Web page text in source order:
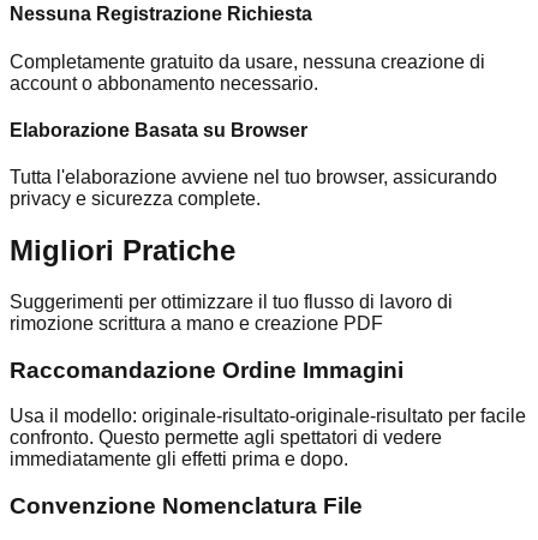
Nessuna Registrazione Richiesta
Completamente gratuito da usare, nessuna creazione di
account o abbonamento necessario.
Elaborazione Basata su Browser
Tutta l'elaborazione avviene nel tuo browser, assicurando
privacy e sicurezza complete.
Migliori Pratiche
Suggerimenti per ottimizzare il tuo flusso di lavoro di
rimozione scrittura a mano e creazione PDF
Raccomandazione Ordine Immagini
Usa il modello: originale-risultato-originale-risultato per facile
confronto. Questo permette agli spettatori di vedere
immediatamente gli effetti prima e dopo.
Convenzione Nomenclatura File